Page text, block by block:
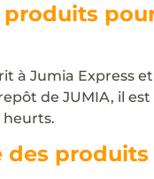
à Jumia Express
de JUMIA, il
heurts.
produits